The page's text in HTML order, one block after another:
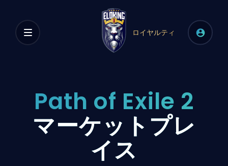
ロイヤルティ
Path of Exile 2
マーケットプレ
イス